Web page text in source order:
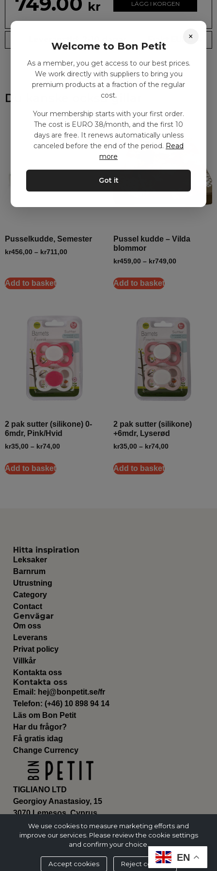
kr LÄGG I KORGEN
Frakt EURO 4
Du kanske också gillar
Pusselkudde, Semester
kr456,00 – kr711,00
Add to basket
Pussel kudde – Vilda
blommor
kr459,00 – kr749,00
Add to basket
2 pak sutter (silikone) 0-
6mdr, Pink/Hvid
kr35,00 – kr74,00
Add to basket
2 pak sutter (silikone)
+6mdr, Lyserød
kr35,00 – kr74,00
Add to basket
TIGLIANO LTD
Georgioy Anastasioy, 15
3070 Lemesos, Cyprus
ΗΕ 430179
Hitta inspiration
Leksaker
Barnrum
Utrustning
Category
Contact
Genvägar
Om oss
Leverans
Privat policy
Villkår
Kontakta oss
Kontakta oss
Email: hej@bonpetit.se/fr
Telefon: (+46) 10 898 94 14
Läs om Bon Petit
Har du frågor?
Få gratis idag
Change Currency
EN
×
Welcome to Bon Petit
As a member, you get access to our best prices.
We work directly with suppliers to bring you
premium products at a fraction of the regular
cost.
Your membership starts with your first order.
The cost is EURO 38/month, and the first 10
days are free. It renews automatically unless
canceled before the end of the period. Read
more
Got it
We use cookies to measure marketing efforts and
improve our services. Please review the cookie settings
and confirm your choice.
Accept cookies Reject cookies